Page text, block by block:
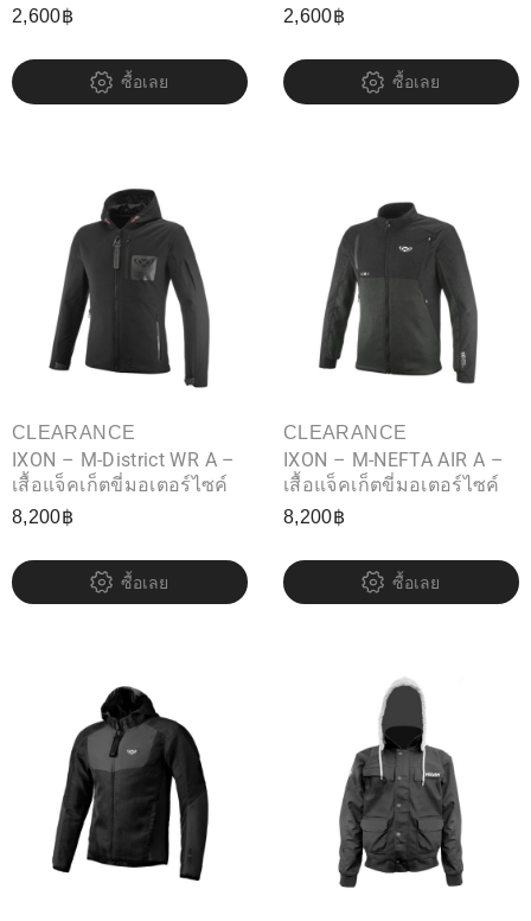
2,600฿
ซื้อเลย
2,600฿
ซื้อเลย
CLEARANCE
IXON – M-District WR A –
เสื้อแจ็คเก็ตขี่มอเตอร์ไซค์
8,200฿
ซื้อเลย
CLEARANCE
IXON – M-NEFTA AIR A –
เสื้อแจ็คเก็ตขี่มอเตอร์ไซค์
8,200฿
ซื้อเลย